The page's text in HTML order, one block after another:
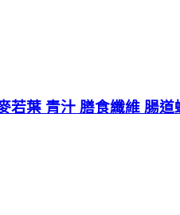
若葉 青汁 膳食纖維 腸